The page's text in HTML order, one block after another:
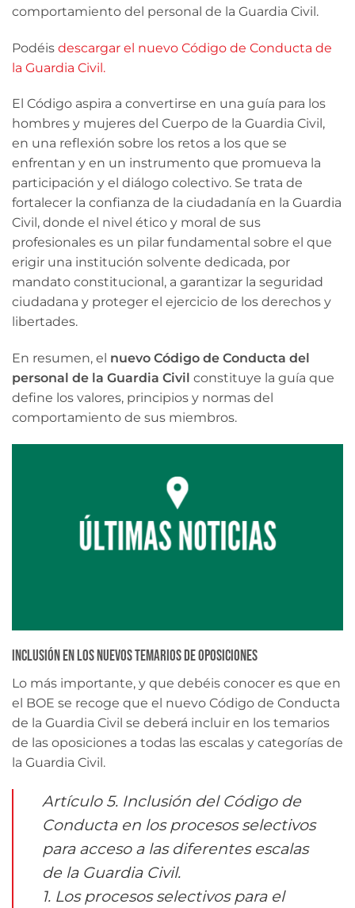
comportamiento del personal de la Guardia Civil.
Podéis descargar el nuevo Código de Conducta de
la Guardia Civil.
El Código aspira a convertirse en una guía para los
hombres y mujeres del Cuerpo de la Guardia Civil,
en una reflexión sobre los retos a los que se
enfrentan y en un instrumento que promueva la
participación y el diálogo colectivo. Se trata de
fortalecer la confianza de la ciudadanía en la Guardia
Civil, donde el nivel ético y moral de sus
profesionales es un pilar fundamental sobre el que
erigir una institución solvente dedicada, por
mandato constitucional, a garantizar la seguridad
ciudadana y proteger el ejercicio de los derechos y
libertades.
En resumen, el nuevo Código de Conducta del
personal de la Guardia Civil constituye la guía que
define los valores, principios y normas del
comportamiento de sus miembros.
Inclusión en los nuevos temarios de oposiciones
Lo más importante, y que debéis conocer es que en
el BOE se recoge que el nuevo Código de Conducta
de la Guardia Civil se deberá incluir en los temarios
de las oposiciones a todas las escalas y categorías de
la Guardia Civil.
Artículo 5. Inclusión del Código de
Conducta en los procesos selectivos
para acceso a las diferentes escalas
de la Guardia Civil.
1. Los procesos selectivos para el